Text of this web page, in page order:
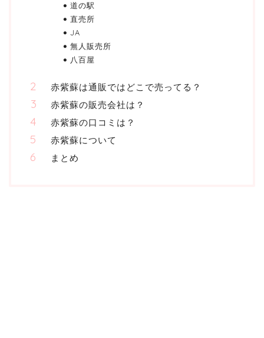
道の駅
直売所
JA
無人販売所
八百屋
赤紫蘇は通販ではどこで売ってる？
赤紫蘇の販売会社は？
赤紫蘇の口コミは？
赤紫蘇について
まとめ